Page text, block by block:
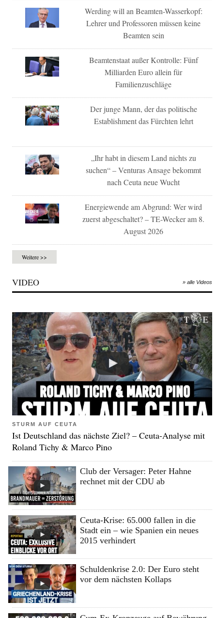
Werding will an Beamten-Wasserkopf:
Lehrer und Professoren müssen keine
Beamten sein
Beamtenstaat außer Kontrolle: Fünf
Milliarden Euro allein für
Familienzuschläge
Der junge Mann, der das politische
Establishment das Fürchten lehrt
„Ihr habt in diesem Land nichts zu
suchen“ – Venturas Ansage bekommt
nach Ceuta neue Wucht
Energiewende am Abgrund: Wer wird
zuerst abgeschaltet? – TE-Wecker am 8.
August 2026
Weitere >>
VIDEO » alle Videos
STURM AUF CEUTA
Ist Deutschland das nächste Ziel? – Ceuta-Analyse mit
Roland Tichy & Marco Pino
Club der Versager: Peter Hahne
rechnet mit der CDU ab
Ceuta-Krise: 65.000 fallen in die
Stadt ein – wie Spanien ein neues
2015 verhindert
Schuldenkrise 2.0: Der Euro steht
vor dem nächsten Kollaps